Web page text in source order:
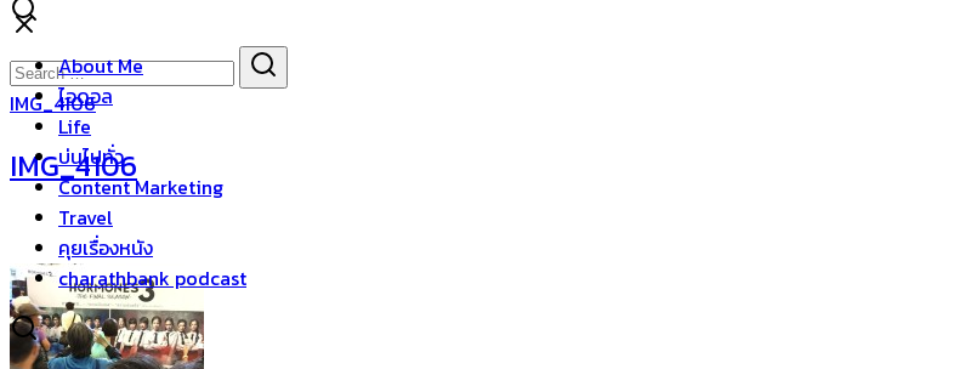
Skip
content
About Me
ไอดอล
Life
บ่นไปทั่ว
Content Marketing
Travel
คุยเรื่องหนัง
charathbank podcast
Search
for:
IMG_4106
IMG_4106